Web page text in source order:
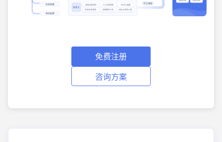
免费注册
咨询方案